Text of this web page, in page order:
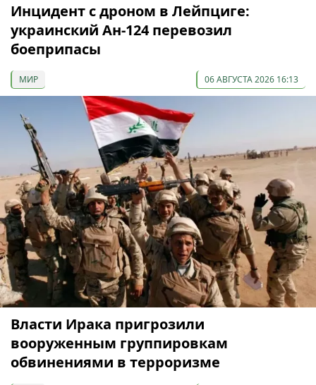
Инцидент с дроном в Лейпциге:
украинский Ан-124 перевозил
боеприпасы
МИР 06 АВГУСТА 2026 16:13
Власти Ирака пригрозили
вооруженным группировкам
обвинениями в терроризме